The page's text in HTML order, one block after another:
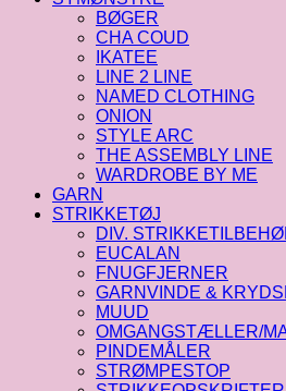
BØGER
CHA COUD
IKATEE
LINE 2 LINE
NAMED CLOTHING
ONION
STYLE ARC
THE ASSEMBLY LINE
WARDROBE BY ME
GARN
STRIKKETØJ
DIV.
EUCALAN
FNUGFJERNER
GARNVINDE &
MUUD
OMGANGSTÆLLER/
PINDEMÅLER
STRØMPESTOP